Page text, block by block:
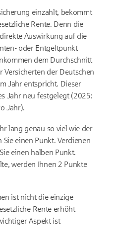
einzahlt, bekommt
Rente. Denn die
Auswirkung auf die
oder Entgeltpunkt
dem Durchschnitt
Versicherten der Deutschen
Jahr entspricht. Dieser
Jahr neu festgelegt (2025:
Jahr).
lang genau so viel wie der
einen Punkt. Verdienen
einen halben Punkt.
werden Ihnen 2 Punkte
ist nicht die einzige
Rente erhöht
Aspekt ist